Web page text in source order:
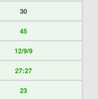
30
45
12/9/9
27:27
23